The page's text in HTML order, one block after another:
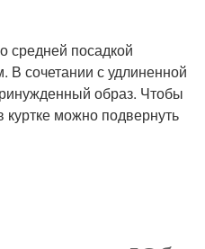
средней посадкой
В сочетании с удлиненной
образ. Чтобы
куртке можно подвернуть